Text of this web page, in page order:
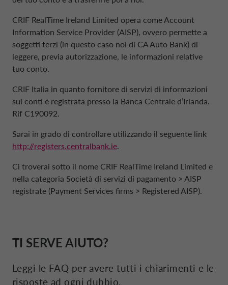
CRIF RealTime Ireland Limited opera come Account
Information Service Provider (AISP), ovvero permette a
soggetti terzi (in questo caso noi di CA Auto Bank) di
leggere, previa autorizzazione, le informazioni relative
tuo conto.
CRIF Italia in quanto fornitore di servizi di informazioni
sui conti è registrata presso la Banca Centrale d’Irlanda.
Rif C190092.
Sarai in grado di controllare utilizzando il seguente link
http://registers.centralbank.ie.
Ci troverai sotto il nome CRIF RealTime Ireland Limited e
nella categoria Società di servizi di pagamento > AISP
registrate (Payment Services firms > Registered AISP).
TI SERVE AIUTO?
Leggi le FAQ per avere tutti i chiarimenti e le
risposte ad ogni dubbio.